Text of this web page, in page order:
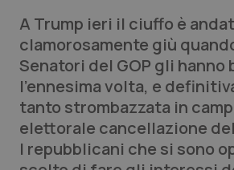
Studi e Analisi
Lettere al direttore
Edizioni Regionali
QS Pro
A Trump ieri il ciuffo è
clamorosamente giù
Senatori del GOP gli hanno
l’ennesima volta, e
tanto strombazzata in
elettorale cancellazione
I repubblicani che si sono